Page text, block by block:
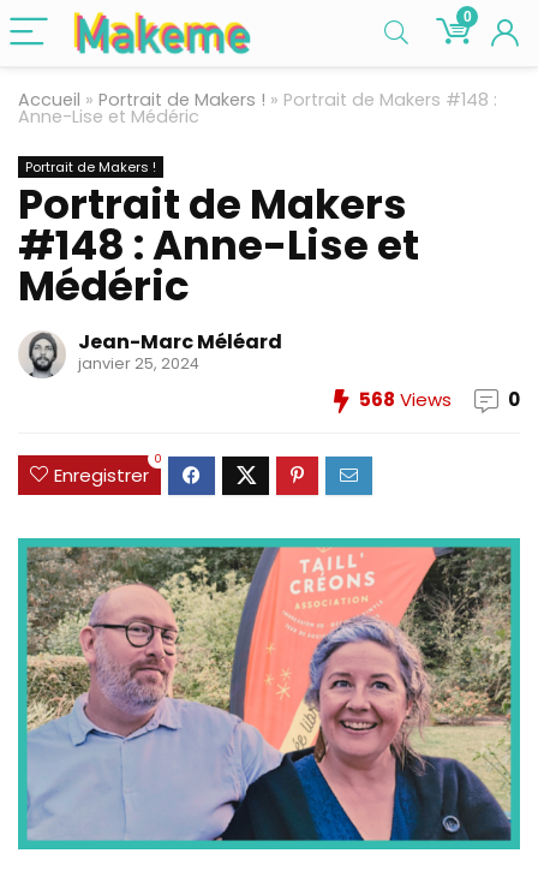
0
Accueil » Portrait de Makers ! » Portrait de Makers #148 :
Anne-Lise et Médéric
Portrait de Makers !
Portrait de Makers
#148 : Anne-Lise et
Médéric
Jean-Marc Méléard
janvier 25, 2024
568 Views 0
Enregistrer
0